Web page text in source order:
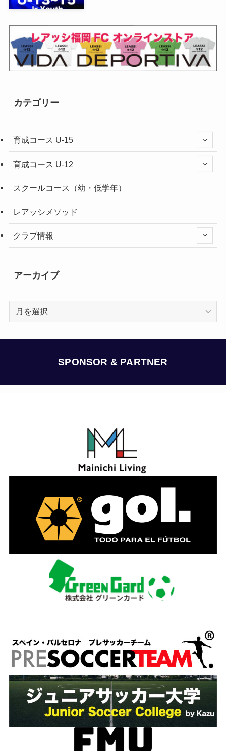
カテゴリー
育成コース U-15
育成コース U-12
スクールコース（幼・低学年）
レアッシメソッド
クラブ情報
アーカイブ
SPONSOR & PARTNER